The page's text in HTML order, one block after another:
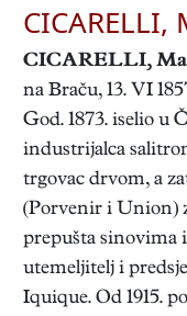
CICARELLI,
CICARELLI,
na Braču, 13. VI
God. 1873. iselio u
industrijalca
trgovac drvom, a
(Porvenir i Union)
prepušta sinovima
utemeljitelj i
Iquique. Od 1915.